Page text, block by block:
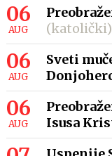
06
AUG
(katolički)
06
AUG
Sveti
06
AUG
Isusa